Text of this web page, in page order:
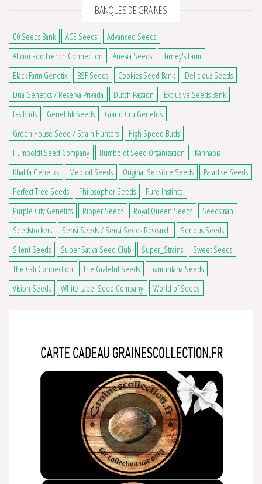
BANQUES DE GRAINES
00 Seeds Bank ACE Seeds
Advanced Seeds
Aficionado French Connection
Anesia Seeds
Barney's Farm
Black Farm Genetix
BSF Seeds Cookies Seed Bank
Delicious Seeds
Dna Genetics / Reserva Privada
Dutch Passion
Exclusive Seeds Bank
FastBuds
Genehtik Seeds
Grand Cru Genetics
Green House Seed / Strain Hunters
High Speed Buds
Humboldt Seed Company
Humboldt Seed Organization
Kannabia
Khalifa Genetics
Medical Seeds Original Sensible Seeds
Paradise Seeds
Perfect Tree Seeds
Philosopher Seeds
Pure Instinto
Purple City Genetics
Ripper Seeds Royal Queen Seeds
Seedsman
Seedstockers
Sensi Seeds / Sensi Seeds Research
Serious Seeds
Silent Seeds
Super Sativa Seed Club Super_Strains
Sweet Seeds
The Cali Connection
The Grateful Seeds
Tramuntana Seeds
Vision Seeds
White Label Seed Company World of Seeds